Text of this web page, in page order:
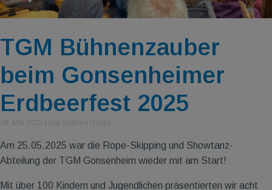
TGM Bühnenzauber
beim Gonsenheimer
Erdbeerfest 2025
Am 25.05.2025 war die Rope-Skipping und Showtanz-
Abteilung der TGM Gonsenheim wieder mit am Start!
Mit über 100 Kindern und Jugendlichen präsentierten wir acht